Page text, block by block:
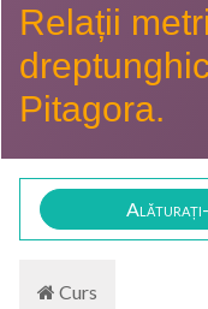
Relații
Pitagora.
Alăturați-
Curs